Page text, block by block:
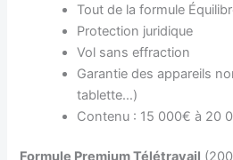
Tout de la formule
Protection juridique
Vol sans effraction
Garantie des appareils
tablette…)
Contenu : 15 000€ à 20